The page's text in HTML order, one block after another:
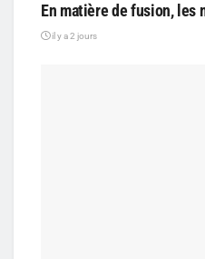
En matière de fusion, les
il y a 2 jours